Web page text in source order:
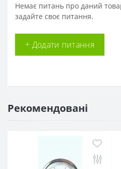
Немає питань про даний
задайте своє питання.
+ Додати питання
Рекомендовані